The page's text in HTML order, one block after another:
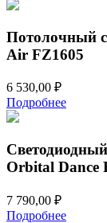
Потолочный
Air FZ1605
6 530,00 ₽
Подробнее
Orbital Dance
7 790,00 ₽
Подробнее